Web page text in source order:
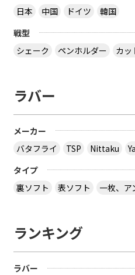
日本
中国 ドイツ
韓国
戦型
シェーク
ペンホルダー カッ
ラバー
メーカー
バタフライ
TSP Nittaku
タイプ
裏ソフト
表ソフト 一枚、ア
ランキング
ラバー